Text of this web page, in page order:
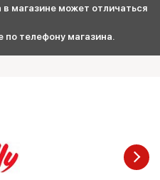
в магазине может отличаться
по телефону магазина.